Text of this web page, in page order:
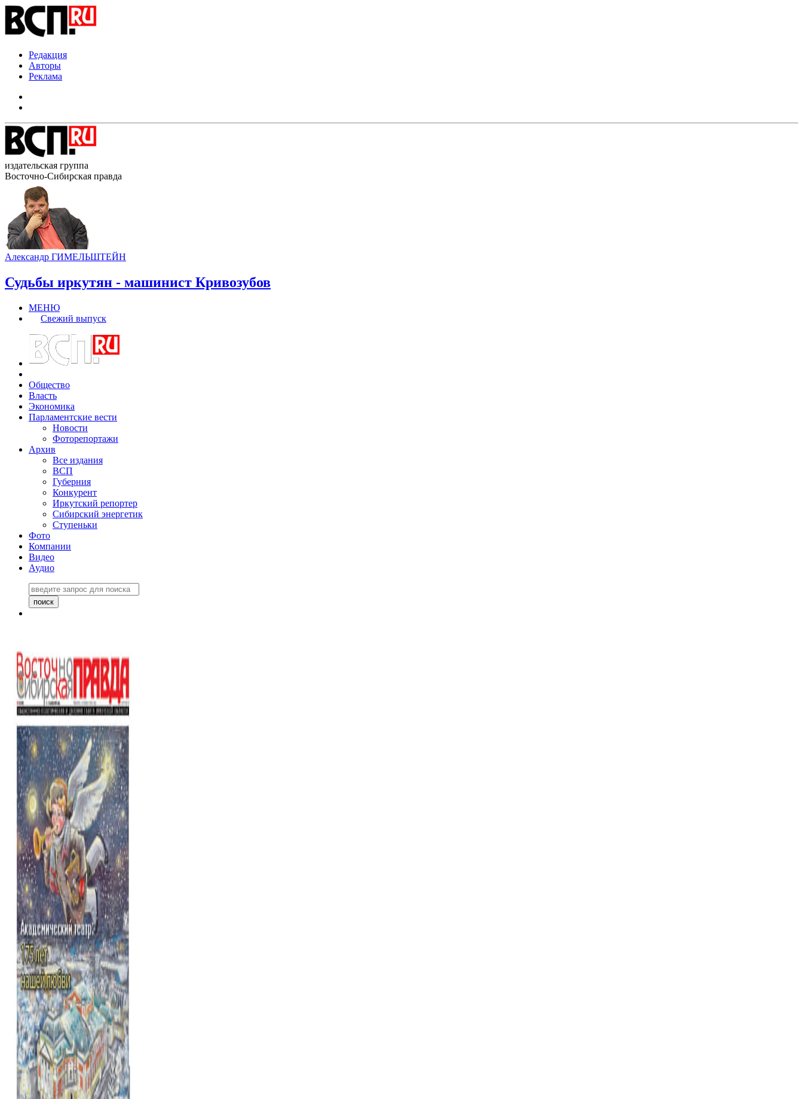
Редакция
Авторы
Реклама
издательская группа
Восточно-Сибирская правда
Александр ГИМЕЛЬШТЕЙН
Судьбы иркутян - машинист Кривозубов
МЕНЮ
Свежий выпуск
Общество
Власть
Экономика
Парламентские вести
Новости
Фоторепортажи
Архив
Все издания
ВСП
Губерния
Конкурент
Иркутский репортер
Сибирский энергетик
Ступеньки
Фото
Компании
Видео
Аудио